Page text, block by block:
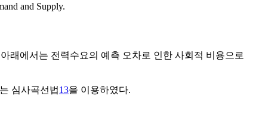
and Supply.
래에서는 전력수요의 예측 오차로 인한 사회적 비용으로
심사곡선법13을 이용하였다.